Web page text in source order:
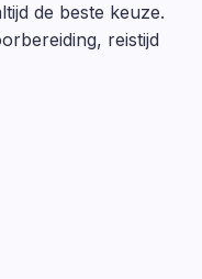
de beste keuze.
reistijd